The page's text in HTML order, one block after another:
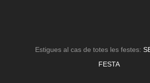
Estigues al cas de totes les festes:
FESTA